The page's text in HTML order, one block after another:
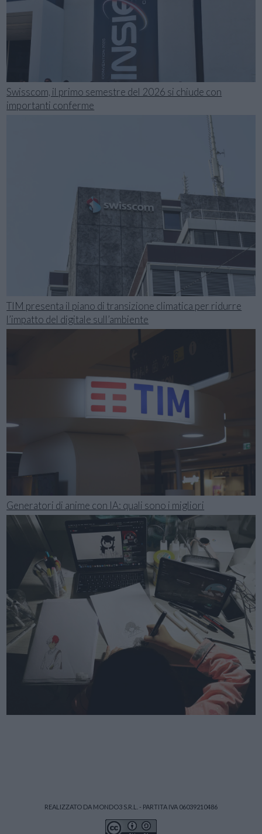
Swisscom, il primo semestre del 2026 si chiude con
importanti conferme
TIM presenta il piano di transizione climatica per ridurre
l’impatto del digitale sull’ambiente
Generatori di anime con IA: quali sono i migliori
REALIZZATO DA MONDO3 S.R.L. - PARTITA IVA 06039210486